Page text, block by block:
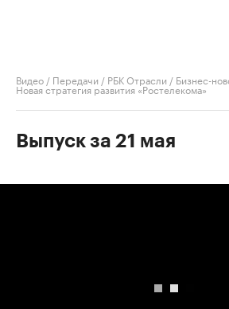
Видео / Передачи / РБК Отрасли / Бизнес-
Новая стратегия развития «Ростелекома»
Выпуск за 21 мая